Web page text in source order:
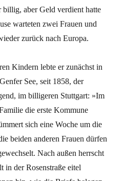
aber Geld verdient hatte
warteten zwei Frauen und
zurück nach Europa.
Kindern lebte er zunächst in
See, seit 1858, der
im billigeren Stuttgart: »Im
die erste Kommune
sich eine Woche um die
beiden anderen Frauen dürfen
Nach außen herrscht
in der Rosenstraße eitel